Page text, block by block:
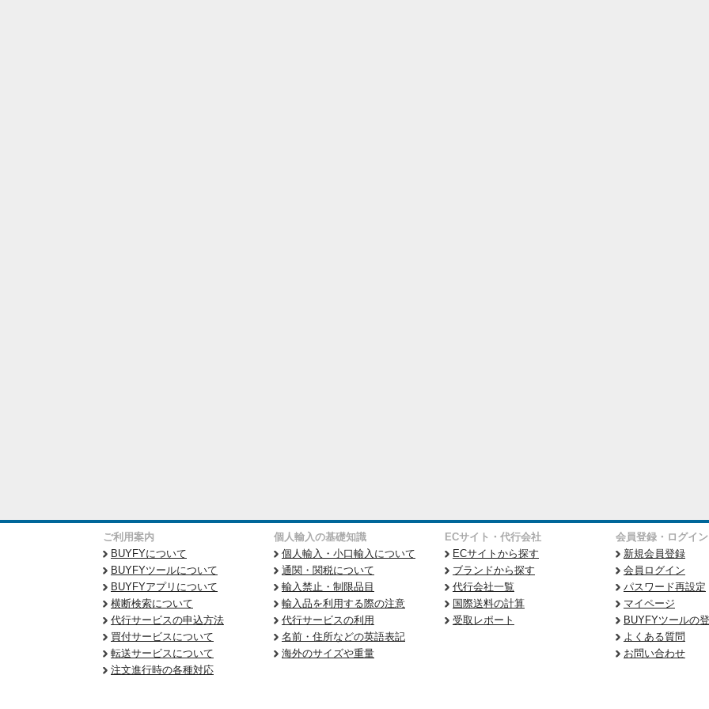
ご利用案内
BUYFYについて
BUYFYツールについて
BUYFYアプリについて
横断検索について
代行サービスの申込方法
買付サービスについて
転送サービスについて
注文進行時の各種対応
個人輸入の基礎知識
個人輸入・小口輸入について
通関・関税について
輸入禁止・制限品目
輸入品を利用する際の注意
代行サービスの利用
名前・住所などの英語表記
海外のサイズや重量
ECサイト・代行会社
ECサイトから探す
ブランドから探す
代行会社一覧
国際送料の計算
受取レポート
会員登録・ログイン
新規会員登録
会員ログイン
パスワード再設定
マイページ
BUYFYツールの
よくある質問
お問い合わせ